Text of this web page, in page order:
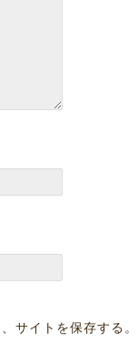
サイトを保存する。